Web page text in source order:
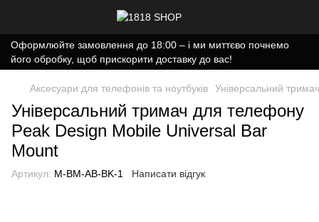
Оформлюйте замовлення до 18:00 – і ми миттєво почнемо
його обробку, щоб прискорити доставку до вас!
Аксесуари для телефонів та ноутбуків Універсальний
Універсальний тримач для телефону
Peak Design Mobile Universal Bar
Mount
Артикул: M-BM-AB-BK-1 Написати відгук